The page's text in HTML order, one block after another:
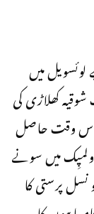
کو آبائی قصبے لوئسویل میں
کھلاڑی کی
اس وقت حاصل
میں سونے
نسل پرستی کا